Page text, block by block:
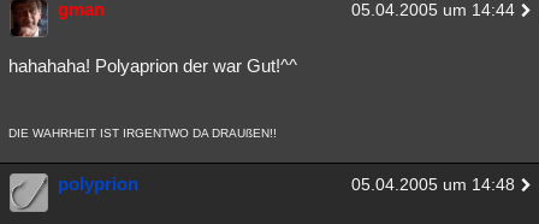
gman 05.04.2005 um 14:44
hahahaha! Polyaprion der war Gut!^^
DIE WAHRHEIT IST IRGENTWO DA DRAUßEN!!
polyprion 05.04.2005 um 14:48